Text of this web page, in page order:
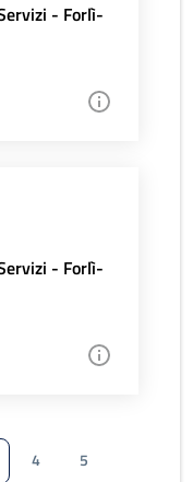
- Forlì-
- Forlì-
4
5